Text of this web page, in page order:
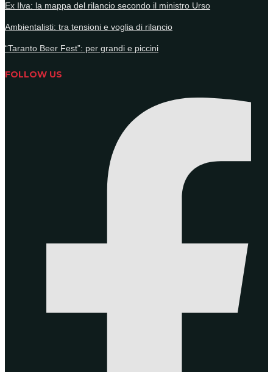
Ex Ilva: la mappa del rilancio secondo il ministro Urso
Ambientalisti: tra tensioni e voglia di rilancio
“Taranto Beer Fest”: per grandi e piccini
FOLLOW US